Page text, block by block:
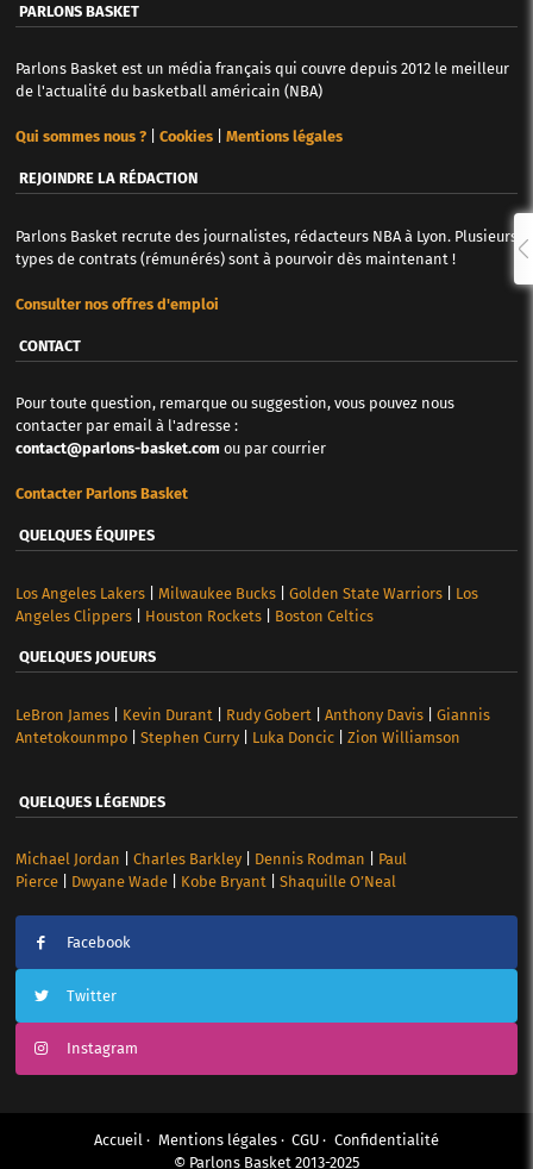
PARLONS BASKET
Parlons Basket est un média français qui couvre depuis 2012 le meilleur
de l'actualité du basketball américain (NBA)
Qui sommes nous ?| Cookies| Mentions légales
REJOINDRE LA RÉDACTION
Parlons Basket recrute des journalistes, rédacteurs NBA à Lyon. Plusieurs
types de contrats (rémunérés) sont à pourvoir dès maintenant !
Consulter nos offres d'emploi
CONTACT
Pour toute question, remarque ou suggestion, vous pouvez nous
contacter par email à l'adresse :
contact@parlons-basket.com ou par courrier
Contacter Parlons Basket
QUELQUES ÉQUIPES
Los Angeles Lakers| Milwaukee Bucks| Golden State Warriors| Los
Angeles Clippers| Houston Rockets| Boston Celtics
QUELQUES JOUEURS
LeBron James| Kevin Durant Rudy Gobert Anthony Davis| Giannis
Antetokounmpo| Stephen Curry| Luka Doncic| Zion Williamson
QUELQUES LÉGENDES
Michael Jordan Charles Barkley| Dennis Rodman
Paul
Pierce| Dwyane Wade| Kobe Bryant| Shaquille O’Neal
Facebook
Twitter
Instagram
Accueil Mentions légales CGU
Confidentialité
© Parlons Basket 2013-2025